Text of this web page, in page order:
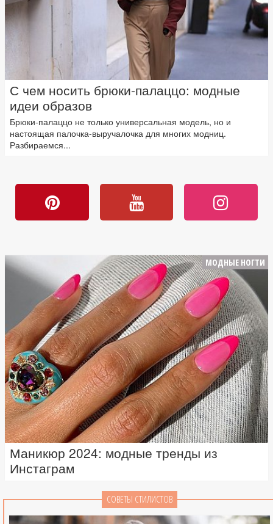
С чем носить брюки-палаццо: модные
идеи образов
Брюки-палаццо не только универсальная модель, но и
настоящая палочка-выручалочка для многих модниц.
Разбираемся...
МОДНЫЕ НОГТИ
Маникюр 2024: модные тренды из
Инстаграм
СОВЕТЫ СТИЛИСТОВ